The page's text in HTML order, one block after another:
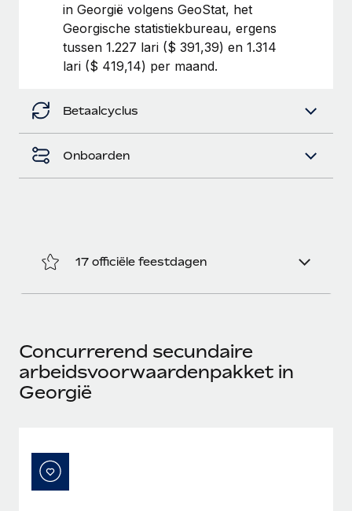
Hoe Phiture 55 werknemers in 19 landen
beheert met Remote
Phiture, een toonaangevende leider in de wereldwijde
Meer informatie
in Georgië volgens GeoStat, het
Georgische statistiekbureau, ergens
tussen 1.227 lari ($ 391,39) en 1.314
lari ($ 419,14) per maand.
Betaalcyclus
Onboarden
17 officiële feestdagen
Concurrerend secundaire
arbeidsvoorwaardenpakket in
Georgië